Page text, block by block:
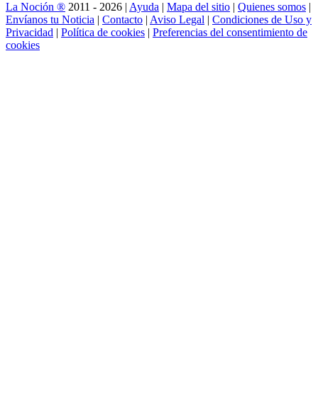
La Noción ® 2011 - 2026 | Ayuda | Mapa del sitio | Quienes somos |
Envíanos tu Noticia | Contacto | Aviso Legal | Condiciones de Uso y
Privacidad | Política de cookies | Preferencias del consentimiento de
cookies